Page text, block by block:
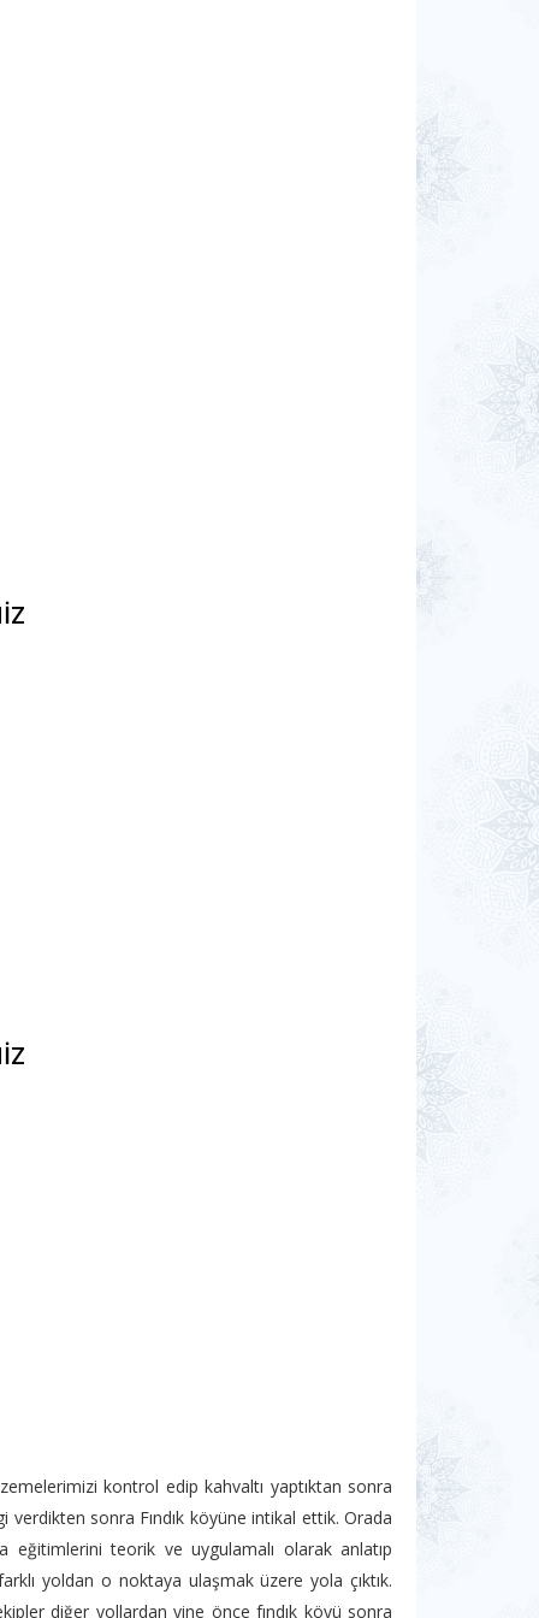
kontrol edip kahvaltı yaptıktan sonra
sonra Fındık köyüne intikal ettik. Orada
teorik ve uygulamalı olarak anlatıp
yoldan o noktaya ulaşmak üzere yola çıktık.
diğer yollardan yine önce fındık köyü sonra